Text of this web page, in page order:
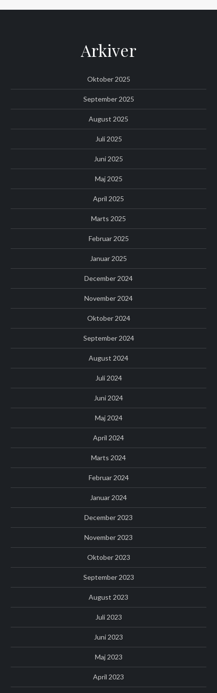
Arkiver
Oktober 2025
September 2025
August 2025
Juli 2025
Juni 2025
Maj 2025
April 2025
Marts 2025
Februar 2025
Januar 2025
December 2024
November 2024
Oktober 2024
September 2024
August 2024
Juli 2024
Juni 2024
Maj 2024
April 2024
Marts 2024
Februar 2024
Januar 2024
December 2023
November 2023
Oktober 2023
September 2023
August 2023
Juli 2023
Juni 2023
Maj 2023
April 2023